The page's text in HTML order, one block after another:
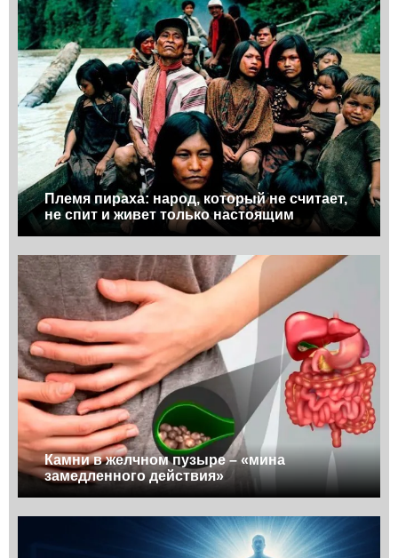
Племя пираха: народ, который не считает,
не спит и живет только настоящим
Камни в желчном пузыре – «мина
замедленного действия»